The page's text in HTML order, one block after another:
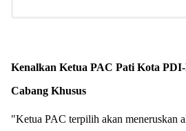
Kenalkan Ketua PAC Pati Kota
Cabang Khusus
"Ketua PAC terpilih akan meneruskan